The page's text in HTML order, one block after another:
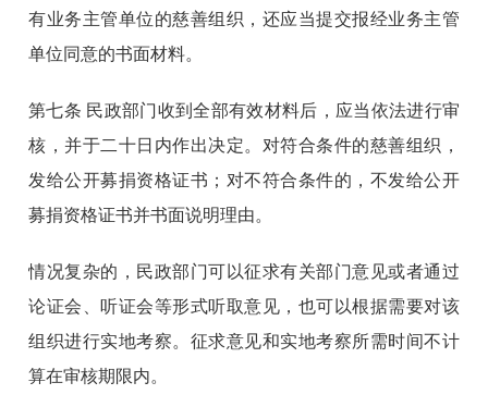
有业务主管单位的慈善组织，还应当提交报经业务主管
单位同意的书面材料。
第七条 民政部门收到全部有效材料后，应当依法进行审
核，并于二十日内作出决定。对符合条件的慈善组织，
发给公开募捐资格证书；对不符合条件的，不发给公开
募捐资格证书并书面说明理由。
情况复杂的，民政部门可以征求有关部门意见或者通过
论证会、听证会等形式听取意见，也可以根据需要对该
组织进行实地考察。征求意见和实地考察所需时间不计
算在审核期限内。